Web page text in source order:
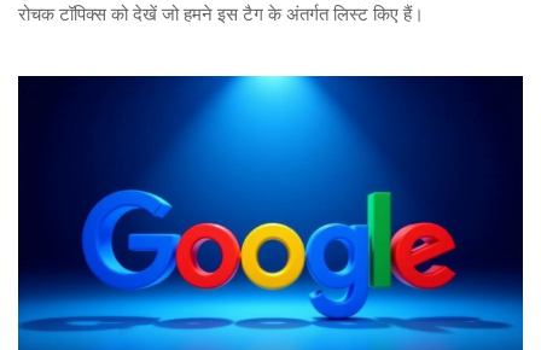
रोचक टॉपिक्स को देखें जो हमने इस टैग के अंतर्गत लिस्ट किए हैं।